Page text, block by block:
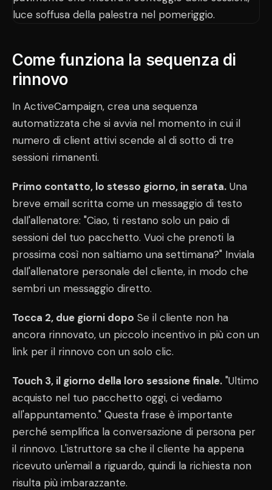
Come funziona la sequenza di
rinnovo
In ActiveCampaign, crea una sequenza
automatizzata che si avvia nel momento in cui il
numero di client attivi scende al di sotto di tre
sessioni rimanenti.
Primo contatto, lo stesso giorno, in serata. Una
breve email scritta come un messaggio di testo
dall'allenatore: "Ciao, ti restano solo un paio di
sessioni del tuo pacchetto. Vuoi che prenoti la
prossima così non saltiamo una settimana?" Inviala
dall'allenatore personale del cliente, in modo che
sembri un messaggio diretto.
Tocca 2, due giorni dopo Se il cliente non ha
ancora rinnovato, un piccolo incentivo in più con un
link per il rinnovo con un solo clic.
Touch 3, il giorno della loro sessione finale. "Ultimo
acquisto nel tuo pacchetto oggi, ci vediamo
all'appuntamento." Questa frase è importante
perché semplifica la conversazione di persona per
il rinnovo. L'istruttore sa che il cliente ha appena
ricevuto un'email a riguardo, quindi la richiesta non
risulta più imbarazzante.